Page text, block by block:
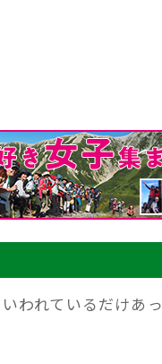
われているだけあっ